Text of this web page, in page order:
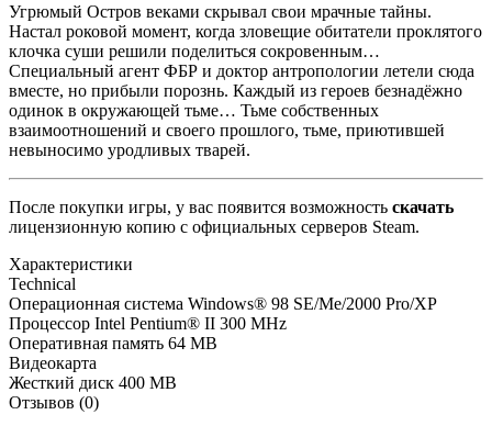
Угрюмый Остров веками скрывал свои мрачные тайны.
Настал роковой момент, когда зловещие обитатели проклятого
клочка суши решили поделиться сокровенным…
Специальный агент ФБР и доктор антропологии летели сюда
вместе, но прибыли порознь. Каждый из героев безнадёжно
одинок в окружающей тьме… Тьме собственных
взаимоотношений и своего прошлого, тьме, приютившей
невыносимо уродливых тварей.
После покупки игры, у вас появится возможность скачать
лицензионную копию с официальных серверов Steam.
Характеристики
Technical
Операционная система Windows® 98 SE/Me/2000 Pro/XP
Процессор Intel Pentium® II 300 MHz
Оперативная память 64 MB
Видеокарта
Жесткий диск 400 MB
Отзывов (0)